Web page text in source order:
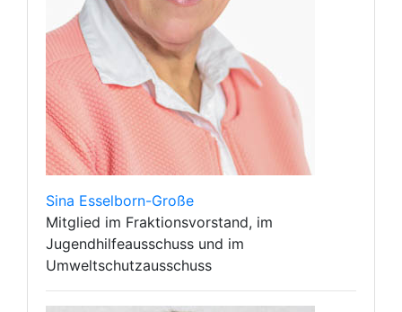
Sina Esselborn-Große
Mitglied im Fraktionsvorstand, im
Jugendhilfeausschuss und im
Umweltschutzausschuss